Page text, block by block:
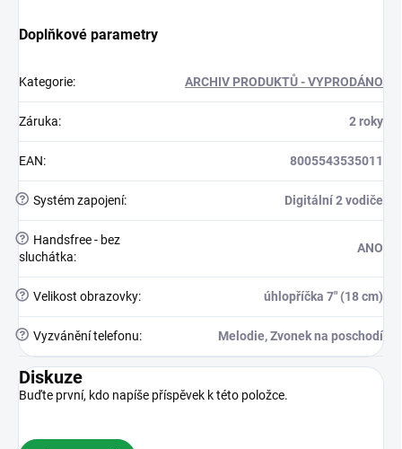
Doplňkové parametry
Kategorie: ARCHIV PRODUKTŮ - VYPRODÁNO
Záruka: 2 roky
EAN: 8005543535011
? Systém zapojení: Digitální 2 vodiče
?
Handsfree - bez
sluchátka:
ANO
? Velikost obrazovky: úhlopříčka 7" (18 cm)
? Vyzvánění telefonu: Melodie, Zvonek na poschodí
Diskuze
Buďte první, kdo napíše příspěvek k této položce.